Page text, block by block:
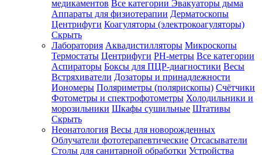
Зачем
регистрироваться?
Все
покупки
одном
месте
Личный
менеджер
Отслеживание
статуса
заказа
медикаментов Все категории Эвакуаторы дыма
Аппараты для физиотерапии Дерматоскопы
Центрифуги Коагуляторы (электрокоагуляторы)
Скрыть
Лаборатория Аквадистилляторы Микроскопы
Термостаты Центрифуги PH-метры Все категории
Аспираторы Боксы для ПЦР-диагностики Весы
Встряхиватели Дозаторы и принадлежности
Иономеры Поляриметры (полярископы) Счётчики
Фотометры и спектрофотометры Холодильники и
морозильники Шкафы сушильные Штативы
Скрыть
Неонатология Весы для новорожденных
Облучатели фототерапевтические Отсасыватели
Столы для санитарной обработки Устройства